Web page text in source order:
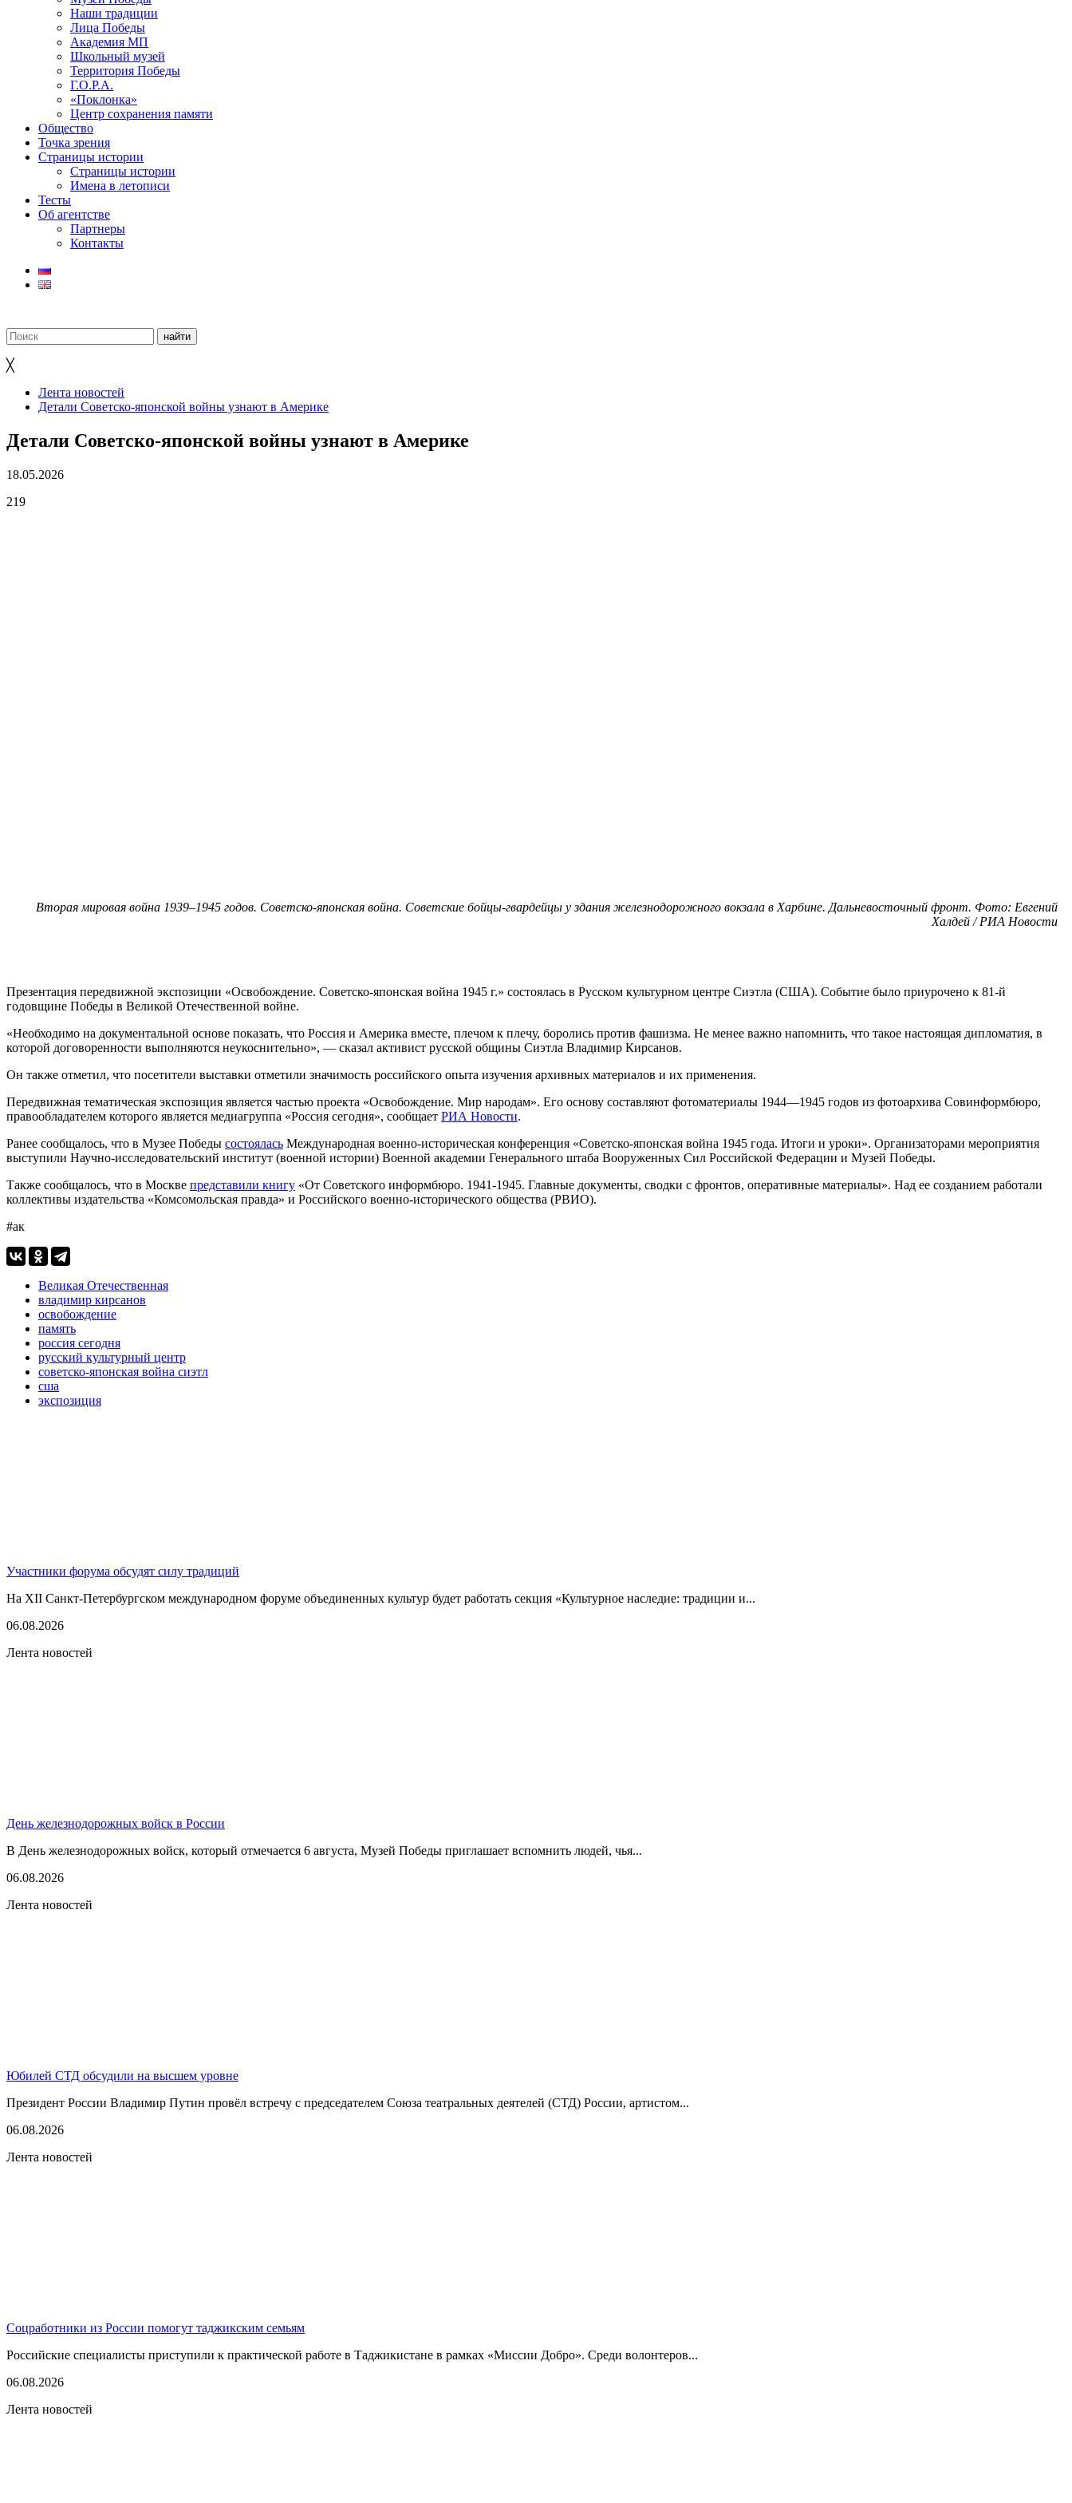
Наши традиции
Лица Победы
Академия МП
Школьный музей
Территория Победы
Г.О.Р.А.
«Поклонка»
Центр сохранения памяти
Общество
Точка зрения
Страницы истории
Страницы истории
Имена в летописи
Тесты
Об агентстве
Партнеры
Контакты
╳
Лента новостей
Детали Советско-японской войны узнают в Америке
Детали Советско-японской войны узнают в Америке
18.05.2026
219
Вторая мировая война 1939–1945 годов. Советско-японская война. Советские бойцы-гвардейцы у здания железнодорожного вокзала в Харбине. Дальневосточный фронт. Фото: Евгений
Халдей / РИА Новости
Презентация передвижной экспозиции «Освобождение. Советско-японская война 1945 г.» состоялась в Русском культурном центре Сиэтла (США). Событие было приурочено к 81-й
годовщине Победы в Великой Отечественной войне.
«Необходимо на документальной основе показать, что Россия и Америка вместе, плечом к плечу, боролись против фашизма. Не менее важно напомнить, что такое настоящая дипломатия, в
которой договоренности выполняются неукоснительно», — сказал активист русской общины Сиэтла Владимир Кирсанов.
Он также отметил, что посетители выставки отметили значимость российского опыта изучения архивных материалов и их применения.
Передвижная тематическая экспозиция является частью проекта «Освобождение. Мир народам». Его основу составляют фотоматериалы 1944—1945 годов из фотоархива Совинформбюро,
правообладателем которого является медиагруппа «Россия сегодня», сообщает РИА Новости.
Ранее сообщалось, что в Музее Победы состоялась Международная военно-историческая конференция «Советско-японская война 1945 года. Итоги и уроки». Организаторами мероприятия
выступили Научно-исследовательский институт (военной истории) Военной академии Генерального штаба Вооруженных Сил Российской Федерации и Музей Победы.
Также сообщалось, что в Москве представили книгу «От Советского информбюро. 1941-1945. Главные документы, сводки с фронтов, оперативные материалы». Над ее созданием работали
коллективы издательства «Комсомольская правда» и Российского военно-исторического общества (РВИО).
#ак
Великая Отечественная
владимир кирсанов
освобождение
память
россия сегодня
русский культурный центр
советско-японская война сиэтл
сша
экспозиция
Участники форума обсудят силу традиций
На XII Санкт-Петербургском международном форуме объединенных культур будет работать секция «Культурное наследие: традиции и...
06.08.2026
Лента новостей
День железнодорожных войск в России
В День железнодорожных войск, который отмечается 6 августа, Музей Победы приглашает вспомнить людей, чья...
06.08.2026
Лента новостей
Юбилей СТД обсудили на высшем уровне
Президент России Владимир Путин провёл встречу с председателем Союза театральных деятелей (СТД) России, артистом...
06.08.2026
Лента новостей
Соцработники из России помогут таджикским семьям
Российские специалисты приступили к практической работе в Таджикистане в рамках «Миссии Добро». Среди волонтеров...
06.08.2026
Лента новостей